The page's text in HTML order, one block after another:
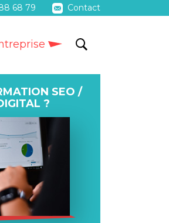
68 79 Contact
SEO /
?